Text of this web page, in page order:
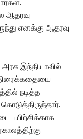
ஆதரவு
எனக்கு ஆதரவு
இந்தியாவில்
நடித்த
பயிற்சிக்காக